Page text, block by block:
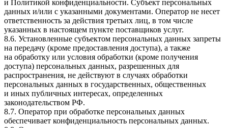
и Политикой конфиденциальности. Субъект персональных
данных и/или с указанными документами. Оператор не несет
ответственность за действия третьих лиц, в том числе
указанных в настоящем пункте поставщиков услуг.
8.6. Установленные субъектом персональных данных запреты
на передачу (кроме предоставления доступа), а также
на обработку или условия обработки (кроме получения
доступа) персональных данных, разрешенных для
распространения, не действуют в случаях обработки
персональных данных в государственных, общественных
и иных публичных интересах, определенных
законодательством РФ.
8.7. Оператор при обработке персональных данных
обеспечивает конфиденциальность персональных данных.